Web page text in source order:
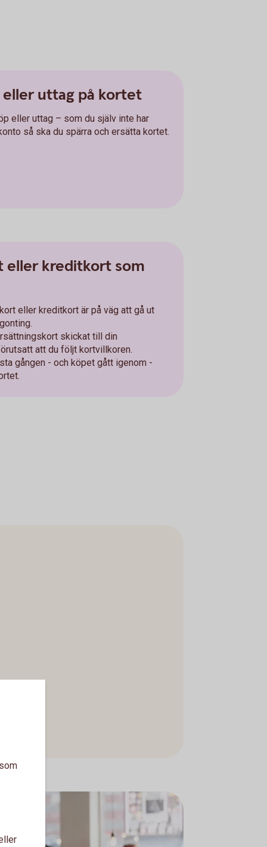
uttag på kortet
eller uttag – som du själv inte har
så ska du spärra och ersätta kortet.
eller kreditkort som
eller kreditkort är på väg att gå ut
skickat till din
att du följt kortvillkoren.
gången - och köpet gått igenom -